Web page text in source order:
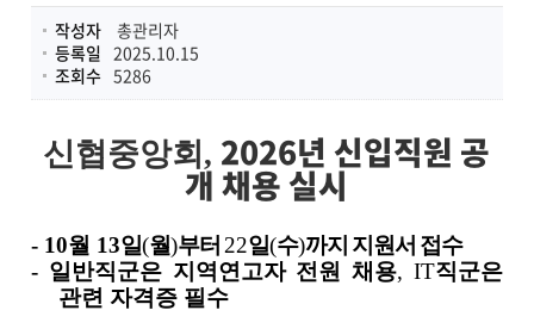
작성자
총관리자
등록일 2025.10.15
조회수 5286
신협중앙회, 2026년 신입직원 공
개 채용 실시
- 10월 13일(월)부터 22일(수)까지 지원서 접수
- 일반직군은 지역연고자 전원 채용, IT직군은
관련 자격증 필수